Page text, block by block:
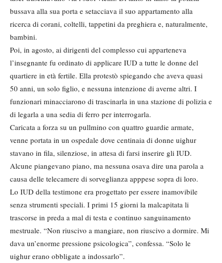
bussava alla sua porta e setacciava il suo appartamento alla
ricerca di corani, coltelli, tappetini da preghiera e, naturalmente,
bambini.
Poi, in agosto, ai dirigenti del complesso cui apparteneva
l’insegnante fu ordinato di applicare IUD a tutte le donne del
quartiere in età fertile. Ella protestò spiegando che aveva quasi
50 anni, un solo figlio, e nessuna intenzione di averne altri. I
funzionari minacciarono di trascinarla in una stazione di polizia e
di legarla a una sedia di ferro per interrogarla.
Caricata a forza su un pullmino con quattro guardie armate,
venne portata in un ospedale dove centinaia di donne uighur
stavano in fila, silenziose, in attesa di farsi inserire gli IUD.
Alcune piangevano piano, ma nessuna osava dire una parola a
causa delle telecamere di sorveglianza apppese sopra di loro.
Lo IUD della testimone era progettato per essere inamovibile
senza strumenti speciali. I primi 15 giorni la malcapitata li
trascorse in preda a mal di testa e continuo sanguinamento
mestruale. “Non riuscivo a mangiare, non riuscivo a dormire. Mi
dava un’enorme pressione psicologica”, confessa. “Solo le
uighur erano obbligate a indossarlo”.